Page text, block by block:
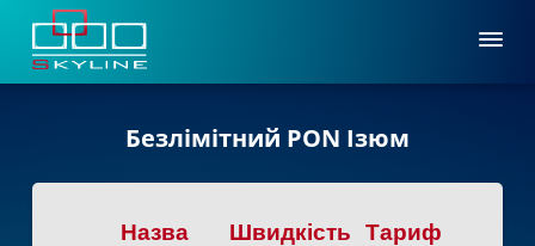
Безлімітний PON Ізюм
Назва Швидкість Тариф